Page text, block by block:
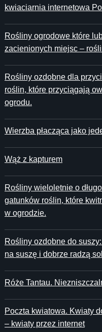
kwiaciarnia internetowa
Rośliny ogrodowe które
zacienionych miejsc –
Rośliny ozdobne dla
roślin, które przyciągają
ogrodu.
Wierzba płacząca jako
Wąż z kapturem
Rośliny wieloletnie o
gatunków roślin, które
w ogrodzie.
Rośliny ozdobne do
na suszę i dobrze radzą
Róże Tantau.
Poczta kwiatowa. Kwiaty
– kwiaty przez internet